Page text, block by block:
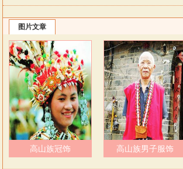
图片文章
高山族冠饰 高山族男子服饰